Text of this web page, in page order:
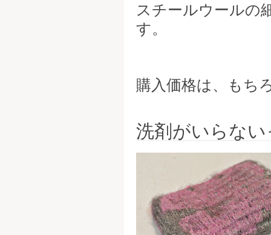
スチールウールの
す。
購入価格は、もち
洗剤がいらな